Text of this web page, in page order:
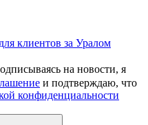
клиентов за Уралом
на новости, я
и подтверждаю, что
конфиденциальности